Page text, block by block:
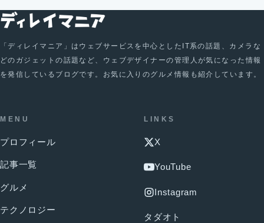
「ディレイマニア」はウェブサービスを中心としたIT系の話題、カメラな
どのガジェットの話題など、ウェブデザイナーの管理人が気になった情報
を発信しているブログです。お気に入りのグルメ情報も紹介しています。
MENU
プロフィール
記事一覧
グルメ
テクノロジー
LINKS
X
YouTube
Instagram
タダオト